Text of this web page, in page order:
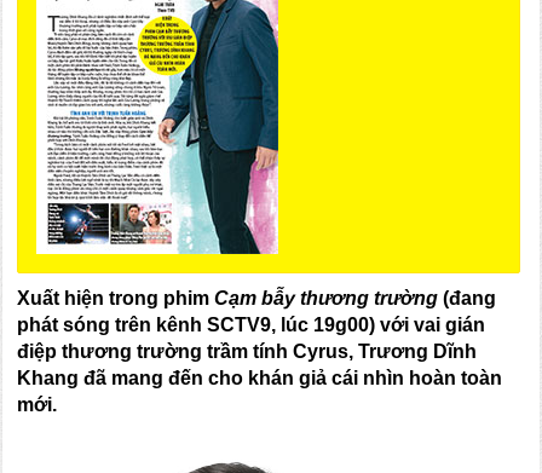
Xuất hiện trong phimCạm bẫy thương trường (đang
phát sóng trên kênh SCTV9, lúc 19g00) với vai gián
điệp thương trường trầm tính Cyrus, Trương Dĩnh
Khang đã mang đến cho khán giả cái nhìn hoàn toàn
mới.